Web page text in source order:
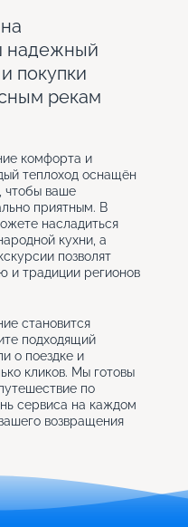
надежный
покупки
рекам
комфорта и
теплоход оснащён
чтобы ваше
приятным. В
насладиться
кухни, а
позволят
и традиции регионов
становится
подходящий
о поездке и
кликов. Мы готовы
по
сервиса на каждом
возвращения